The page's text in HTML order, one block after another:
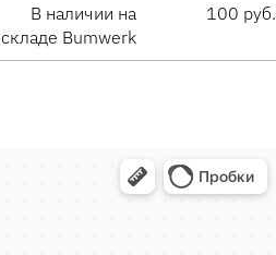
В наличии на
складе Bumwerk
100 руб.